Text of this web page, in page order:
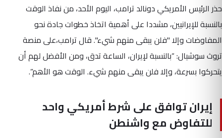
حذر الرئيس الأمريكي دونالد ترامب، اليوم الأحد، من نفاذ الوقت
بالنسبة للإيرانيين، مشددا على أهمية اتخاذ خطوات جادة نحو
المفاوضات وإلا "فلن يبقى منهم شيء". قال ترامب،على منصة
تروث سوشيال: “بالنسبة لإيران، الساعة تدق، ومن الأفضل لهم أن
يتحركوا بسرعة، وإلا فلن يبقى منهم شيء. الوقت هو الأهم”.
إيران توافق على شرط أمريكي واحد
للتفاوض مع واشنطن